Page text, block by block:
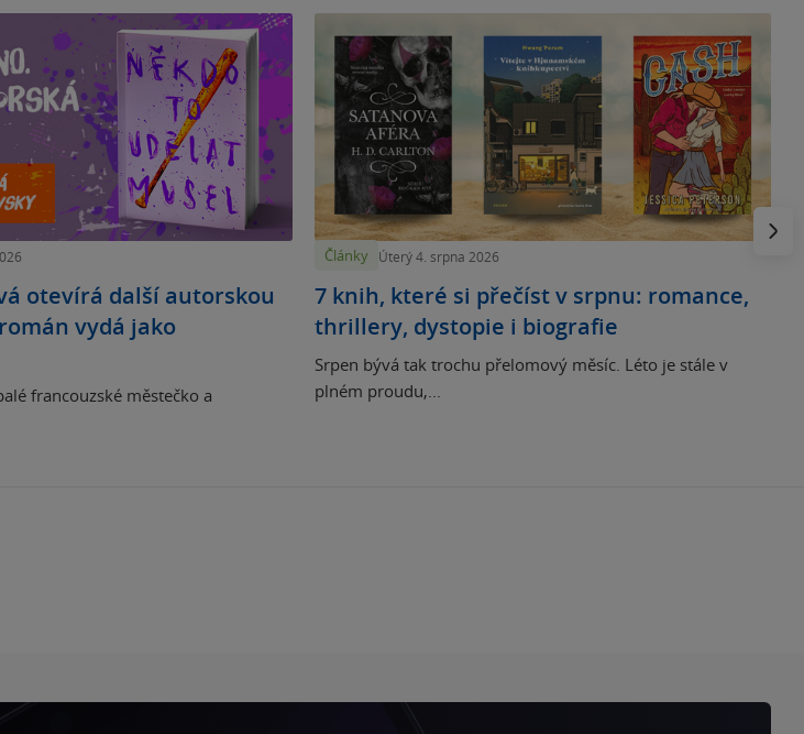
otevírá další autorskou
vydá jako
francouzské městečko a
Články Úterý 4. srpna 2026
7 knih, které si přečíst v srpnu: romance,
thrillery, dystopie i biografie
Srpen bývá tak trochu přelomový měsíc. Léto je stále v
plném proudu,...